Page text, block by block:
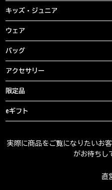
キッズ・ジュニア
ウェア
バッグ
アクセサリー
限定品
eギフト
実際に商品をご覧になりたいお
がお待ちし
直